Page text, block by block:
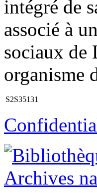
intégré de
associé à
sociaux de
organisme
S2S35131